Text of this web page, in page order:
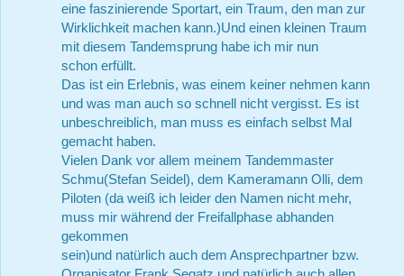
eine faszinierende Sportart, ein Traum, den man zur
Wirklichkeit machen kann.)Und einen kleinen Traum
mit diesem Tandemsprung habe ich mir nun
schon erfüllt.
Das ist ein Erlebnis, was einem keiner nehmen kann
und was man auch so schnell nicht vergisst. Es ist
unbeschreiblich, man muss es einfach selbst Mal
gemacht haben.
Vielen Dank vor allem meinem Tandemmaster
Schmu(Stefan Seidel), dem Kameramann Olli, dem
Piloten (da weiß ich leider den Namen nicht mehr,
muss mir während der Freifallphase abhanden
gekommen
sein)und natürlich auch dem Ansprechpartner bzw.